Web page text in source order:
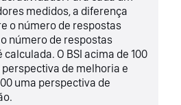
medidos, a diferença
o número de respostas
número de respostas
calculada. O BSI acima de 100
de melhoria e
uma perspectiva de